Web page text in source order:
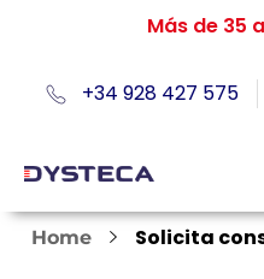
Más de 35
+34 928 427 575
Home Solicita